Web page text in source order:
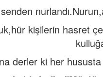
kişilerin hasret
derler ki her